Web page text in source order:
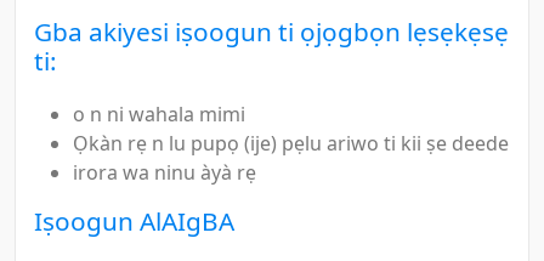
Gba akiyesi iṣoogun ti ọjọgbọn lẹsẹkẹsẹ
ti:
o n ni wahala mimi
Ọkàn rẹ n lu pupọ (ije) pẹlu ariwo ti kii ṣe deede
irora wa ninu àyà rẹ
Iṣoogun AlAIgBA